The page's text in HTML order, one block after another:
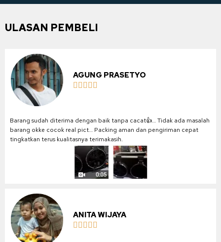
ULASAN PEMBELI
AGUNG PRASETYO
    
Barang sudah diterima dengan baik tanpa cacat👍… Tidak ada masalah
barang okke cocok real pict… Packing aman dan pengiriman cepat
tingkatkan terus kualitasnya terimakasih.
ANITA WIJAYA
    